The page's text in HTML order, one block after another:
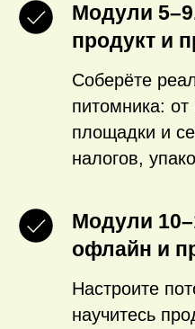
Модули
продукт и
Соберёте
питомника:
площадки и
налогов,
Модули
офлайн и
Настроите
научитесь